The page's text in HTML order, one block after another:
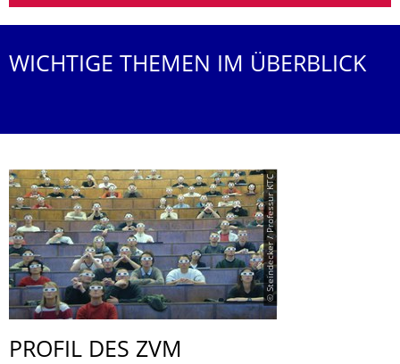
WICHTIGE THEMEN IM ÜBERBLICK
© Steindecker / Professur KTC
PROFIL DES ZVM